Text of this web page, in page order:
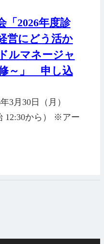
「2026年度診
営にどう活か
ルマネージャ
～」 申し込
3月30日（月）
12:30から） ※アー